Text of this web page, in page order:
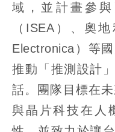
域，並計畫參
（ISEA）、奧
Electronica）等
推動「推測設計
話。團隊目標在
與晶片科技在人